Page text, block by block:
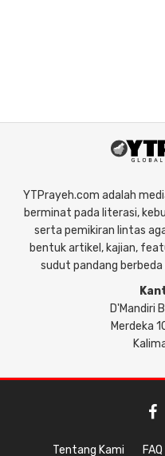
YTPrayeh.com adalah
berminat pada literasi,
serta pemikiran lintas
bentuk artikel, kajian,
sudut pandang
D'Mandiri
Merdeka
Tentang Kami FAQ